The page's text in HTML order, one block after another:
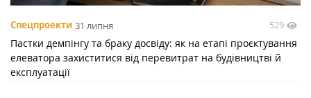
Спецпроекти 31 липня 529
Пастки демпінгу та браку досвіду: як на етапі проєктування
елеватора захиститися від перевитрат на будівництві й
експлуатації